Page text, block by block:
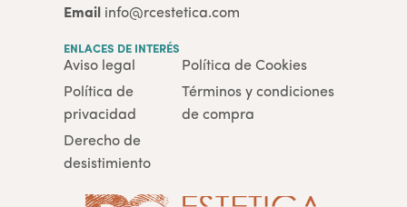
Email info@rcestetica.com
ENLACES DE INTERÉS
Aviso legal
Política de
privacidad
Derecho de
desistimiento
Política de Cookies
Términos y condiciones
de compra